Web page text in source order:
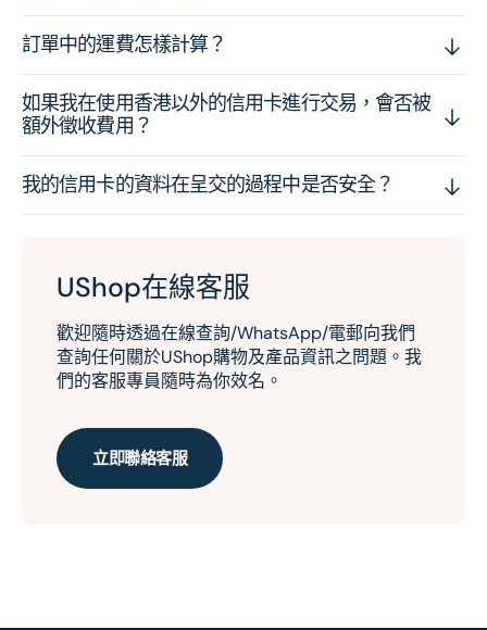
訂單中的運費怎樣計算？
如果我在使用香港以外的信用卡進行交易，會否被
額外徵收費用？
我的信用卡的資料在呈交的過程中是否安全？
UShop在線客服
歡迎隨時透過在線查詢/WhatsApp/電郵向我們
查詢任何關於UShop購物及產品資訊之問題。我
們的客服專員隨時為你效名。
立即聯絡客服